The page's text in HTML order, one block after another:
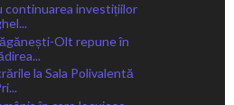
continuarea investițiilor
Olt repune în
la Sala Polivalentă